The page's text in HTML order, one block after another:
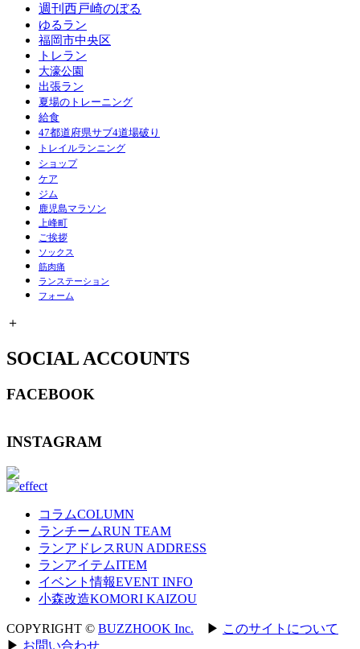
週刊西戸崎のぼる
ゆるラン
福岡市中央区
トレラン
大濠公園
出張ラン
夏場のトレーニング
給食
47都道府県サブ4道場破り
トレイルランニング
ショップ
ケア
ジム
鹿児島マラソン
上峰町
ご挨拶
ソックス
筋肉痛
ランステーション
フォーム
＋
SOCIAL ACCOUNTS
FACEBOOK
INSTAGRAM
コラムCOLUMN
ランチームRUN TEAM
ランアドレスRUN ADDRESS
ランアイテムITEM
イベント情報EVENT INFO
小森改造KOMORI KAIZOU
COPYRIGHT © BUZZHOOK Inc. ▶︎ このサイトについて
▶︎ お問い合わせ